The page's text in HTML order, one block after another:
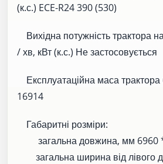
(к.с.) ECE-R24 390 (530)
Вихідна потужність трактора
/ хв, кВт (к.с.) Не застосовується
Експлуатаційна маса трактора
16914
Габаритні розміри:
загальна довжина, мм 6960
загальна ширина від лівого